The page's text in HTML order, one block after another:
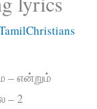
– என்றும்
– 2